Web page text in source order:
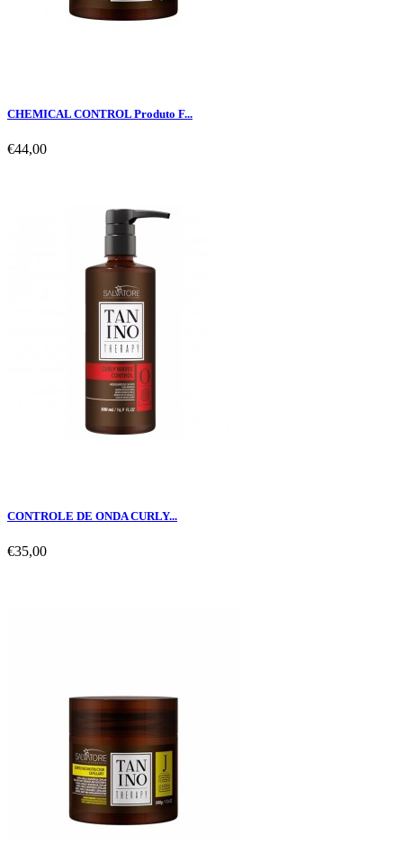
CHEMICAL CONTROL Produto F...
€44,00
CONTROLE DE ONDA CURLY...
€35,00